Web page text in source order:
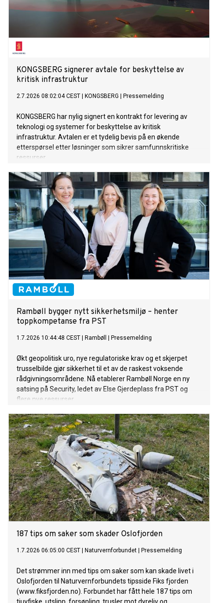
KONGSBERG signerer avtale for beskyttelse av
kritisk infrastruktur
2.7.2026 08:02:04 CEST KONGSBERG Pressemelding
KONGSBERG har nylig signert en kontrakt for levering av
teknologi og systemer for beskyttelse av kritisk
infrastruktur. Avtalen er et tydelig bevis på en økende
etterspørsel etter løsninger som sikrer samfunnskritiske
ressurser.
Rambøll bygger nytt sikkerhetsmiljø – henter
toppkompetanse fra PST
1.7.2026 10:44:48 CEST Rambøll Pressemelding
Økt geopolitisk uro, nye regulatoriske krav og et skjerpet
trusselbilde gjør sikkerhet til et av de raskest voksende
rådgivningsområdene. Nå etablerer Rambøll Norge en ny
satsing på Security, ledet av Else Gjerdeplass fra PST og
flere nye ressurser.
187 tips om saker som skader Oslofjorden
1.7.2026 06:05:00 CEST Naturvernforbundet Pressemelding
Det strømmer inn med tips om saker som kan skade livet i
Oslofjorden til Naturvernforbundets tipsside Fiks fjorden
(www.fiksfjorden.no). Forbundet har fått hele 187 tips om